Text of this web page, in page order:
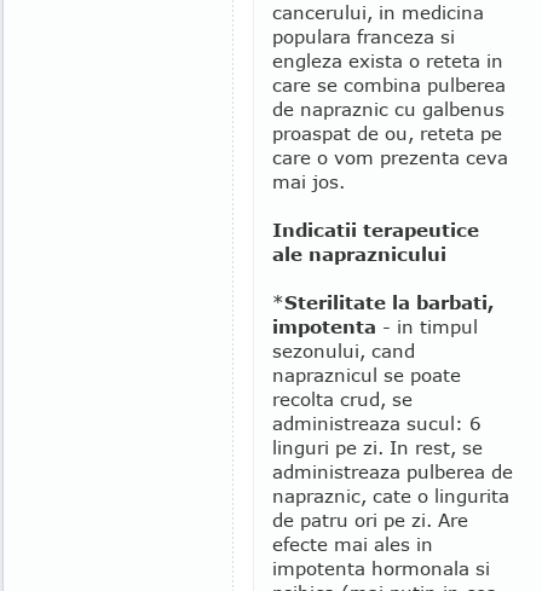
cancerului, in medicina
populara franceza si
engleza exista o reteta in
care se combina pulberea
de napraznic cu galbenus
proaspat de ou, reteta pe
care o vom prezenta ceva
mai jos.
Indicatii terapeutice
ale napraznicului
*Sterilitate la barbati,
impotenta - in timpul
sezonului, cand
napraznicul se poate
recolta crud, se
administreaza sucul: 6
linguri pe zi. In rest, se
administreaza pulberea de
napraznic, cate o lingurita
de patru ori pe zi. Are
efecte mai ales in
impotenta hormonala si